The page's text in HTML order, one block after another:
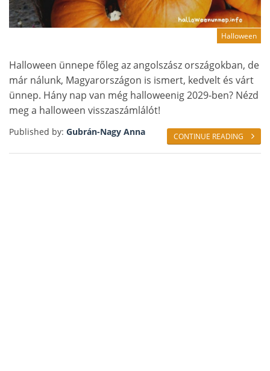
Halloween
Halloween ünnepe főleg az angolszász országokban, de
már nálunk, Magyarországon is ismert, kedvelt és várt
ünnep. Hány nap van még halloweenig 2029-ben? Nézd
meg a halloween visszaszámlálót!
CONTINUE READING
Published by: Gubrán-Nagy Anna